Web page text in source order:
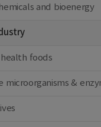
and bioenergy
foods
microorganisms &